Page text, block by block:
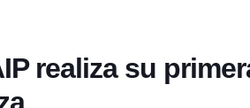
realiza su